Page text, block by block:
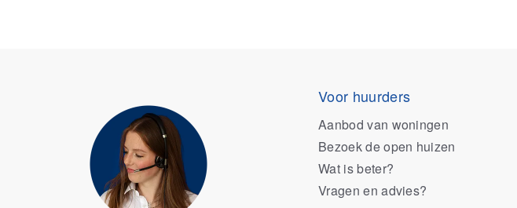
Voor huurders
Aanbod van woningen
Bezoek de open huizen
Wat is beter?
Vragen en advies?